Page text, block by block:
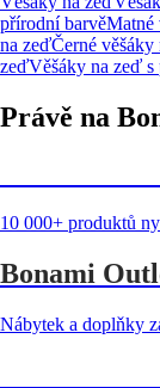
přírodní barvěMatné
na zeďČerné věšáky
zeďVěšáky na zeď s
Právě na
10 000+ produktů
Bonami
Nábytek a doplňky